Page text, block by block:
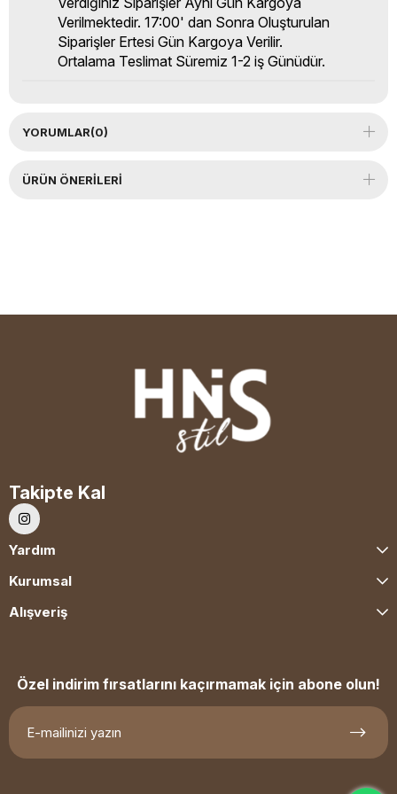
Verilmektedir. 17:00' dan Sonra Oluşturulan
Siparişler Ertesi Gün Kargoya Verilir.
Ortalama Teslimat Süremiz 1-2 iş Günüdür.
YORUMLAR(0)
ÜRÜN ÖNERILERI
Takipte Kal
Yardım
Kurumsal
Alışveriş
Özel indirim fırsatlarını kaçırmamak için abone olun!